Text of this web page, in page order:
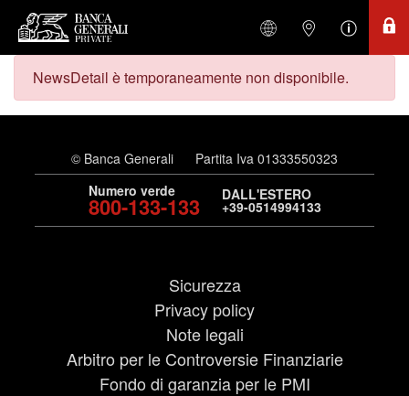
NewsDetail è temporaneamente non disponibile.
© Banca Generali
Partita Iva 01333550323
Numero verde
800-133-133 DALL'ESTERO
+39-0514994133
Sicurezza
Privacy policy
Note legali
Arbitro per le Controversie Finanziarie
Fondo di garanzia per le PMI